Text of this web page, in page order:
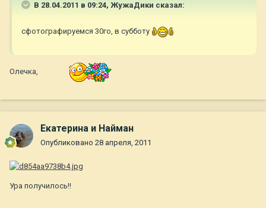
В 28.04.2011 в 09:24, ЖужаДики сказал:
сфотографируемся 30го, в субботу
Олечка,
Екатерина и Найман
Опубликовано 28 апреля, 2011
Ура получилось!!